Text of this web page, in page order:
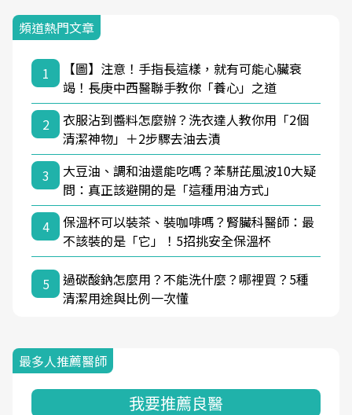
頻道熱門文章
1
【圖】注意！手指長這樣，就有可能心臟衰
竭！長庚中西醫聯手教你「養心」之道
2
衣服沾到醬料怎麼辦？洗衣達人教你用「2個
清潔神物」＋2步驟去油去漬
3
大豆油、調和油還能吃嗎？苯駢芘風波10大疑
問：真正該避開的是「這種用油方式」
4
保溫杯可以裝茶、裝咖啡嗎？腎臟科醫師：最
不該裝的是「它」！5招挑安全保溫杯
5
過碳酸鈉怎麼用？不能洗什麼？哪裡買？5種
清潔用途與比例一次懂
最多人推薦醫師
我要推薦良醫